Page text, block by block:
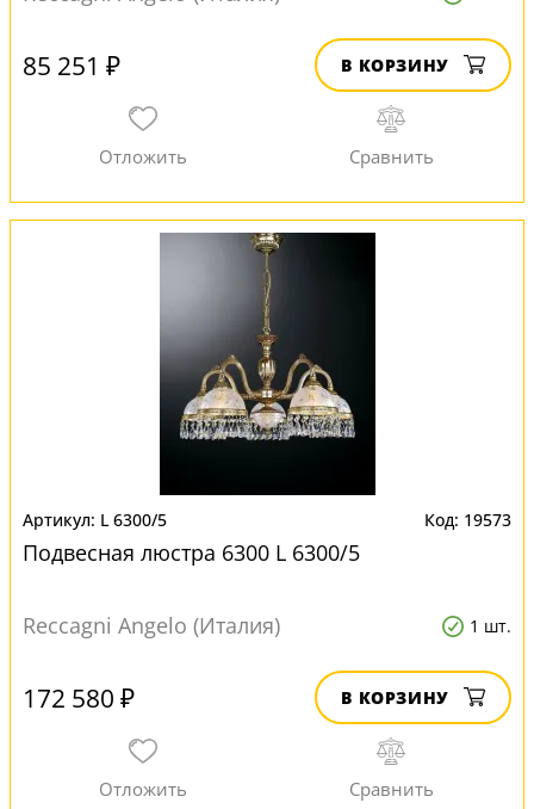
85 251 ₽ В КОРЗИНУ
L 6300/5 19573
Подвесная люстра 6300 L 6300/5
Reccagni Angelo (Италия) 1 шт.
172 580 ₽ В КОРЗИНУ